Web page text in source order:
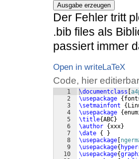
Ausgabe erzeugen
Der Fehler tritt
.bib files als
passiert immer
Open in writeLaTeX
Code, hier
1
2
3
4
5
6
7
8
9
10
\documentclass
\usepackage {
\setmainfont
{
\usepackage {
\title{ABC}
\author {xxx}
\date {
}
\usepackage
\usepackage{
\usepackage{